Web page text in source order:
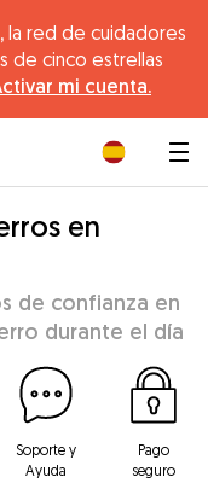
la red de cuidadores
de cinco estrellas
mi cuenta.
en
de confianza en
durante el día
Soporte y
Ayuda
Pago
seguro